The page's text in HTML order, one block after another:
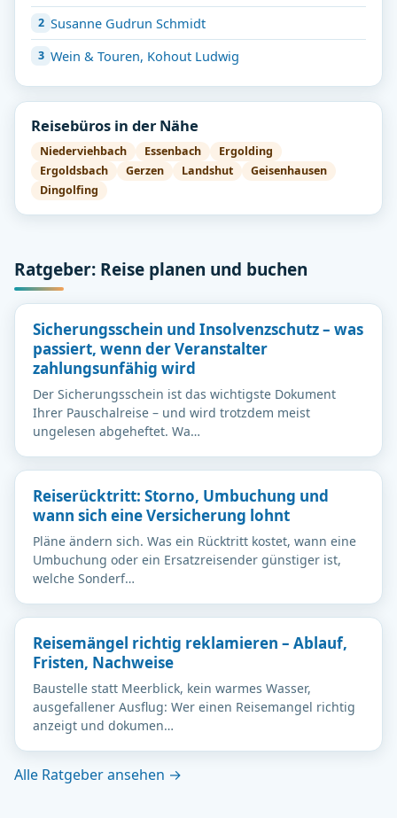
Susanne Gudrun Schmidt
Wein & Touren, Kohout Ludwig
Reisebüros in der Nähe
Niederviehbach Essenbach
Ergolding
Ergoldsbach
Gerzen Landshut
Geisenhausen
Dingolfing
Ratgeber: Reise planen und buchen
Sicherungsschein und Insolvenzschutz – was
passiert, wenn der Veranstalter
zahlungsunfähig wird
Der Sicherungsschein ist das wichtigste Dokument
Ihrer Pauschalreise – und wird trotzdem meist
ungelesen abgeheftet. Wa…
Reiserücktritt: Storno, Umbuchung und
wann sich eine Versicherung lohnt
Pläne ändern sich. Was ein Rücktritt kostet, wann eine
Umbuchung oder ein Ersatzreisender günstiger ist,
welche Sonderf…
Reisemängel richtig reklamieren – Ablauf,
Fristen, Nachweise
Baustelle statt Meerblick, kein warmes Wasser,
ausgefallener Ausflug: Wer einen Reisemangel richtig
anzeigt und dokumen…
Alle Ratgeber ansehen →